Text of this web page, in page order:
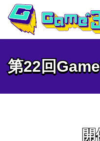
第22回
第22回
開
開